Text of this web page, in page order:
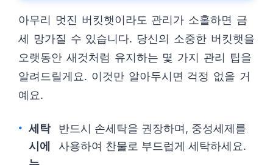
아무리 멋진 버킷햇이라도 관리가 소홀하면 금
세 망가질 수 있습니다. 당신의 소중한 버킷햇을
오랫동안 새것처럼 유지하는 몇 가지 관리 팁을
알려드릴게요. 이것만 알아두시면 걱정 없을 거
예요.
세탁
시에
반드시 손세탁을 권장하며, 중성세제를
사용하여 찬물로 부드럽게 세탁하세요.